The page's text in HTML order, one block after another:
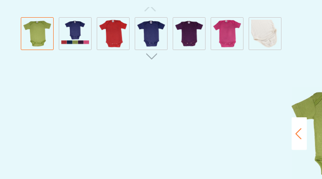
Bildergalerie überspringen